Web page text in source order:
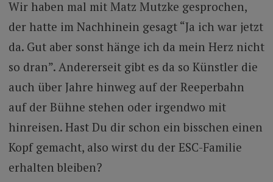
Wir haben mal mit Matz Mutzke gesprochen,
der hatte im Nachhinein gesagt “Ja ich war jetzt
da. Gut aber sonst hänge ich da mein Herz nicht
so dran”. Andererseit gibt es da so Künstler die
auch über Jahre hinweg auf der Reeperbahn
auf der Bühne stehen oder irgendwo mit
hinreisen. Hast Du dir schon ein bisschen einen
Kopf gemacht, also wirst du der ESC-Familie
erhalten bleiben?